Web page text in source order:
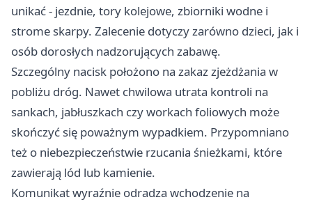
unikać - jezdnie, tory kolejowe, zbiorniki wodne i
strome skarpy. Zalecenie dotyczy zarówno dzieci, jak i
osób dorosłych nadzorujących zabawę.
Szczególny nacisk położono na zakaz zjeżdżania w
pobliżu dróg. Nawet chwilowa utrata kontroli na
sankach, jabłuszkach czy workach foliowych może
skończyć się poważnym wypadkiem. Przypomniano
też o niebezpieczeństwie rzucania śnieżkami, które
zawierają lód lub kamienie.
Komunikat wyraźnie odradza wchodzenie na